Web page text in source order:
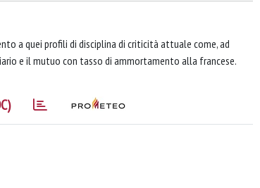
a quei profili di disciplina di criticità attuale come, ad
e il mutuo con tasso di ammortamento alla francese.